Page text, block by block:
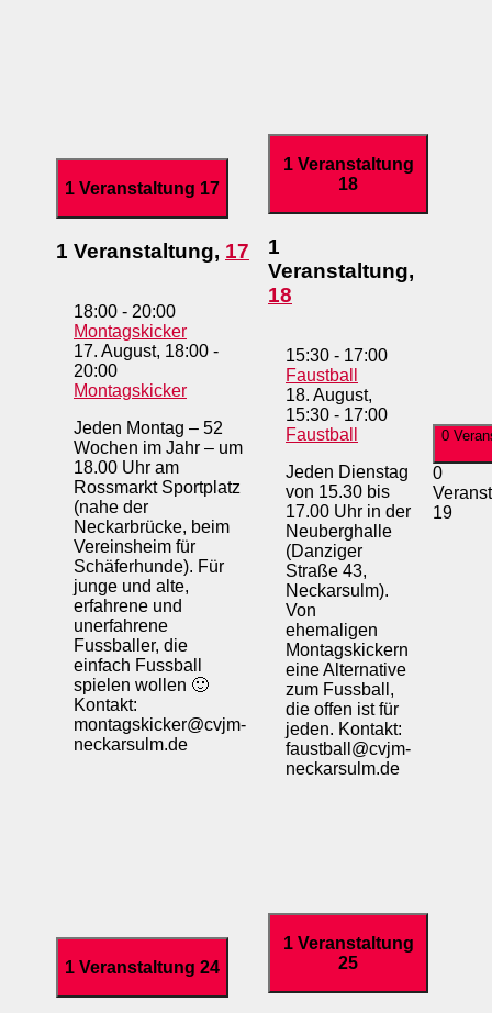
1 Veranstaltung 17
1 Veranstaltung, 17
18:00 - 20:00
Montagskicker
17. August, 18:00 -
20:00
Montagskicker
Jeden Montag – 52
Wochen im Jahr – um
18.00 Uhr am
Rossmarkt Sportplatz
(nahe der
Neckarbrücke, beim
Vereinsheim für
Schäferhunde). Für
junge und alte,
erfahrene und
unerfahrene
Fussballer, die
einfach Fussball
spielen wollen 🙂
Kontakt:
montagskicker@cvjm-
neckarsulm.de
1 Veranstaltung
18
1
Veranstaltung,
18
15:30 - 17:00
Faustball
18. August,
15:30 - 17:00
Faustball
Jeden Dienstag
von 15.30 bis
17.00 Uhr in der
Neuberghalle
(Danziger
Straße 43,
Neckarsulm).
Von
ehemaligen
Montagskickern
eine Alternative
zum Fussball,
die offen ist für
jeden. Kontakt:
faustball@cvjm-
neckarsulm.de
0
0
19
1 Veranstaltung 24
1 Veranstaltung
25